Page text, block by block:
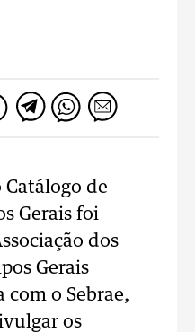
Catálogo de
Gerais foi
dos
Gerais
com o Sebrae,
os